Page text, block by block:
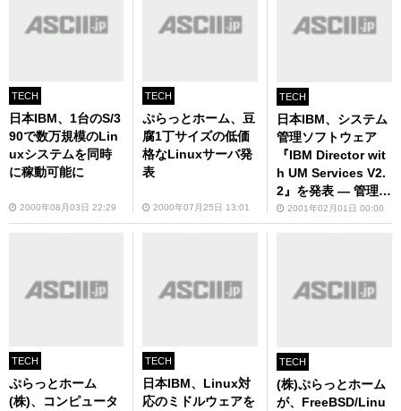
TECH
日本IBM、1台のS/3
90で数万規模のLin
uxシステムを同時
に稼動可能に
2000年08月03日 22:29
TECH
ぷらっとホーム、豆
腐1丁サイズの低価
格なLinuxサーバ発
表
2000年07月25日 13:01
TECH
日本IBM、システム
管理ソフトウェア
『IBM Director wit
h UM Services V2.
2』を発表 ― 管理対
象にRed Hat 6.2を
追加
2001年02月01日 00:00
TECH
ぷらっとホーム
(株)、コンピュータ
TECH
日本IBM、Linux対
応のミドルウェアを
TECH
(株)ぷらっとホーム
が、FreeBSD/Linu